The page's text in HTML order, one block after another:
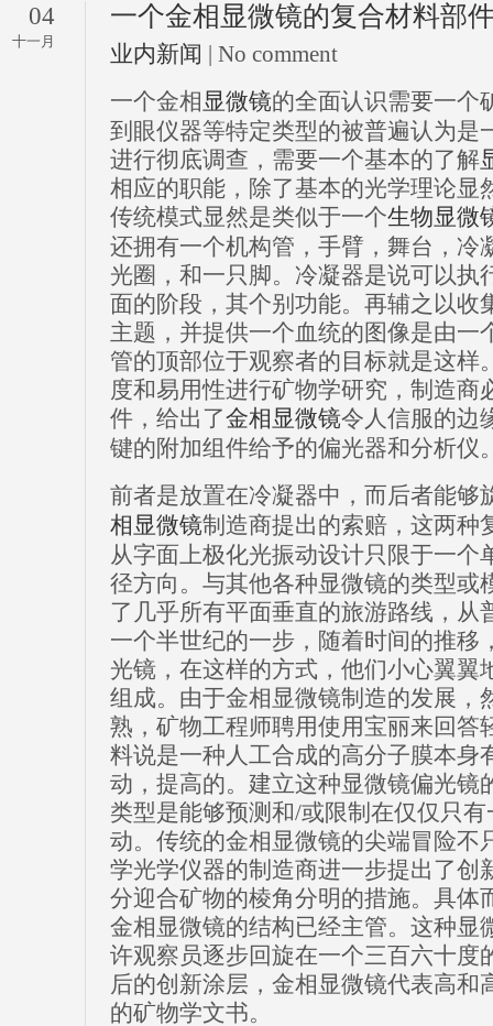
04
十一月
一个金相显微镜的复合材料部
业内新闻
| No comment
一个金相 显微镜的全面认识需要一个
到眼仪器等特定类型的被普遍认为是
进行彻底调查，需要一个基本的了解
相应的职能，除了基本的光学理论显
传统模式显然是类似于一个生物显微
还拥有一个机构管，手臂，舞台，冷
光圈，和一只脚。冷凝器是说可以执
面的阶段，其个别功能。再辅之以收
主题，并提供一个血统的图像是由一
管的顶部位于观察者的目标就是这样
度和易用性进行矿物学研究，制造商
件，给出了金相显微镜令人信服的边
键的附加组件给予的偏光器和分析仪
前者是放置在冷凝器中，而后者能够
相显微镜制造商提出的索赔，这两种
从字面上极化光振动设计只限于一个
径方向。与其他各种显微镜的类型或
了几乎所有平面垂直的旅游路线，从
一个半世纪的一步，随着时间的推移
光镜，在这样的方式，他们小心翼翼
组成。由于金相显微镜制造的发展，
熟，矿物工程师聘用使用宝丽来回答
料说是一种人工合成的高分子膜本身
动，提高的。建立这种显微镜偏光镜
类型是能够预测和/或限制在仅仅只
动。传统的金相显微镜的尖端冒险不
学光学仪器的制造商进一步提出了创
分迎合矿物的棱角分明的措施。具体
金相显微镜的结构已经主管。这种显
许观察员逐步回旋在一个三百六十度
后的创新涂层，金相显微镜代表高和
的矿物学文书。